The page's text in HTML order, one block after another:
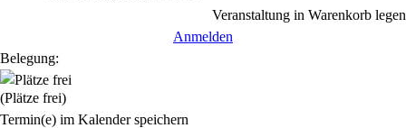
Veranstaltung in Warenkorb legen
Anmelden
Belegung:
(Plätze frei)
Termin(e) im Kalender speichern